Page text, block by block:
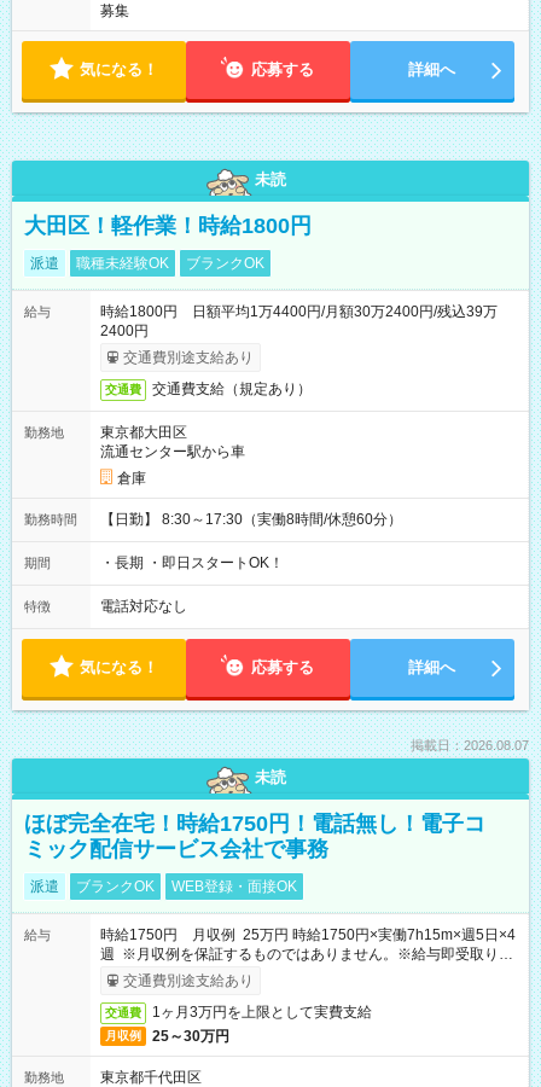
募集
気になる！ 応募する 詳細へ
未読
大田区！軽作業！時給1800円
派遣 職種未経験OK ブランクOK
給与
時給1800円 日額平均1万4400円/月額30万2400円/残込39万
2400円
交通費別途支給あり
交通費 交通費支給（規定あり）
勤務地
東京都大田区
流通センター駅から車
倉庫
勤務時間 【日勤】 8:30～17:30（実働8時間/休憩60分）
期間 ・長期 ・即日スタートOK！
特徴 電話対応なし
気になる！ 応募する 詳細へ
掲載日：2026.08.07
未読
ほぼ完全在宅！時給1750円！電話無し！電子コ
ミック配信サービス会社で事務
派遣 ブランクOK WEB登録・面接OK
給与
時給1750円 月収例 25万円 時給1750円×実働7h15m×週5日×4
週 ※月収例を保証するものではありません。※給与即受取りサ
ービス利用可（利用条件有）
交通費別途支給あり
交通費 1ヶ月3万円を上限として実費支給
月収例 25～30万円
勤務地
東京都千代田区